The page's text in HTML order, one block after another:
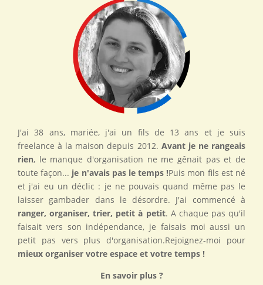
J'ai 38 ans, mariée, j'ai un fils de 13 ans et je suis
freelance à la maison depuis 2012. Avant je ne rangeais
rien, le manque d'organisation ne me gênait pas et de
toute façon... je n'avais pas le temps !Puis mon fils est né
et j'ai eu un déclic : je ne pouvais quand même pas le
laisser gambader dans le désordre. J'ai commencé à
ranger, organiser, trier, petit à petit. A chaque pas qu'il
faisait vers son indépendance, je faisais moi aussi un
petit pas vers plus d'organisation.Rejoignez-moi pour
mieux organiser votre espace et votre temps !
En savoir plus ?